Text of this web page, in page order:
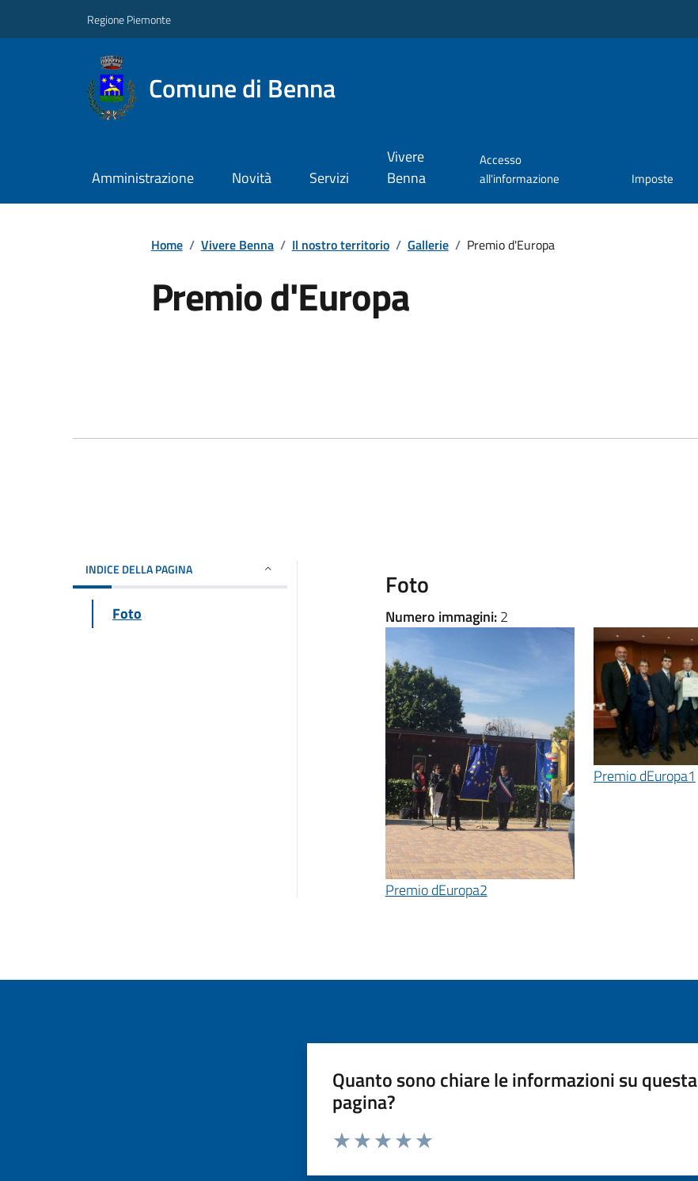
Regione Piemonte
Comune di Benna
Amministrazione Novità Servizi
Vivere
Benna
Accesso
all'informazione
Imposte
Home / Vivere Benna / Il nostro territorio / Gallerie / Premio d'Europa
Premio d'Europa
INDICE DELLA PAGINA
Foto
Foto
Numero immagini:2
Premio dEuropa2
Premio dEuropa1
Quanto sono chiare le informazioni su questa
pagina?
Valuta da 1 a 5 stelle la pagina